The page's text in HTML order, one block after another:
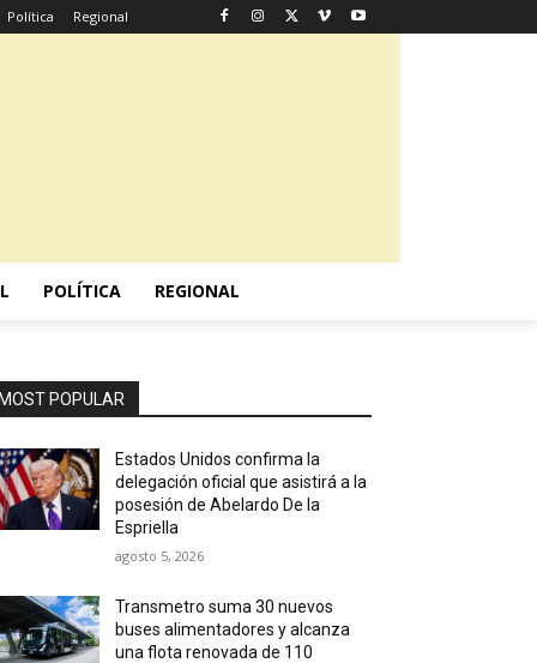
Política Regional
POLÍTICA REGIONAL
MOST POPULAR
Estados Unidos confirma la
delegación oficial que asistirá a la
posesión de Abelardo De la
Espriella
agosto 5, 2026
Transmetro suma 30 nuevos
buses alimentadores y alcanza
una flota renovada de 110